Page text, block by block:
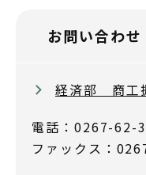
お問い合わせ
経済部 商工
電話：0267-62-
ファックス：